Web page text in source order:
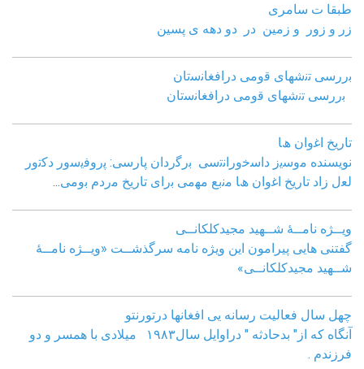
طبقا ت سامری
زر و زور و زمین در دو دهه ی پسین
ﺑررﺳﯽ ﺗﻧﺷﮭﺎی ﻗوﻣﯽ دراﻓﻐﺎﻧﺳﺗﺎن
ﺑررﺳﯽ ﺗﻧﺷﮭﺎی ﻗوﻣﯽ دراﻓﻐﺎﻧﺳﺗﺎن
ﺗﺎرﯾﺦ اﻏوان ھﺎ
نویسنده ﻣوﺳﯾز داﺳﺧوراﻧﺗﺳﯽ ﺑرﮔردان ﭘﺎرﺳﯽ: ﭘروﻓﯾﺳور دﮐﺗور
ﻟﻌل زاد ﺗﺎرﯾﺦ اﻏوان ھﺎ ﻣﻧﺑﻊ ﻣﮭﻣﯽ ﺑرای ﺗﺎرﯾﺦ ﻣردم ﺑوﻣﯽ
ویــژه نامــۀ شــهید مجیدکلکانــی
گفتنی هایی پیرامون این ویژه نامه سرگذشــت «ویــژه نامــۀ
شــهید مجیدکلکانــی»
چهل سال فعالیت رسانه یی افغانها درتورنتو
آنگاه که از" بدحادثه " دراوایل سال۱۹۸۳ میلادی با همسر و دو
فرزندم .